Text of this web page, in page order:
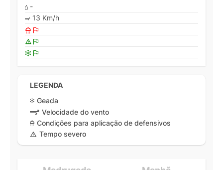
-
13 Km/h
LEGENDA
Geada
Velocidade do vento
Condições para aplicação de defensivos
Tempo severo